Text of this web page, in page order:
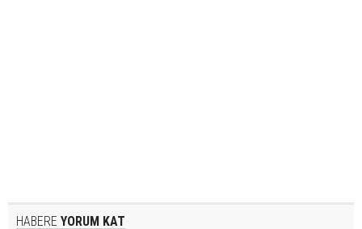
HABERE YORUM KAT